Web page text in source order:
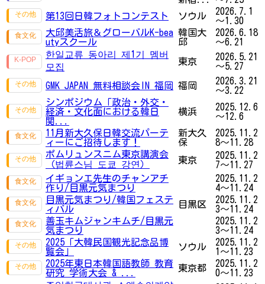
第13回日韓フォトコンテスト
ソウル
2026.7.1
～1.30
大邱美活旅＆グローバルK-bea
utyスクール
韓国大
邱
2026.6.18
～6.21
한일교류 동아리 제1기 멤버
모집
東京
2026.5.21
～5.27
GMK JAPAN 無料相談会IN 福岡 福岡
2026.3.21
～3.22
シンポジウム「政治・外交・
経済・文化面における韓日
関...
横浜
2025.12.6
～12.6
11月新大久保日韓交流パーテ
ィーにご招待します！
新大久
保
2025.11.2
8～11.28
ポムリュンスニム東京講演会
（법륜스님 도쿄 강연）
東京
2025.11.2
7～11.27
イギョンエ先生のチャンアチ
作り/目黒元気まつり
2025.11.2
4～11.24
目黒元気まつり/韓国フェステ
ィバル
目黒区
2025.11.2
3～11.24
善玉キムジャンキムチ/目黒元
気まつり
2025.11.2
3～11.24
2025「大韓民国観光記念品博
覧会」
ソウル
2025.11.2
1～11.23
2025年東日本韓国語教師 教育
研究 学術大会 & ...
東京都
2025.11.2
0～11.23